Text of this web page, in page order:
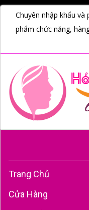
Chuyên nhập khẩu
phẩm chức năng,
Trang Chủ
Cửa Hàng